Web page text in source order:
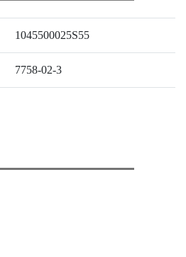
1045500025S55
7758-02-3